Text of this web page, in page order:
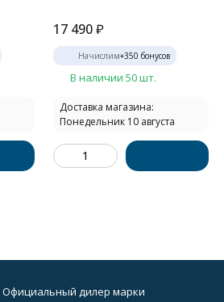
17 490 ₽
Начислим+350 бонусов
В наличии 50 шт.
Доставка магазина:
Понедельник 10 августа
Официальный дилер марки